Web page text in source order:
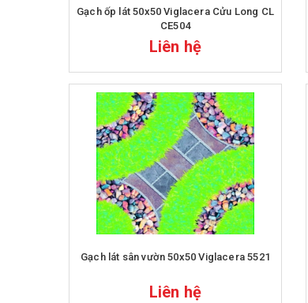
Gạch ốp lát 50x50 Viglacera Cửu Long CL
CE504
Liên hệ
Gạch lát sân vườn 50x50 Viglacera 5521
Liên hệ